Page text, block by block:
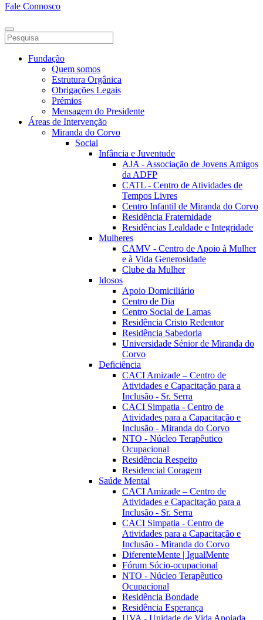
Fale Connosco
Fundação
Quem somos
Estrutura Orgânica
Obrigações Legais
Prémios
Mensagem do Presidente
Áreas de Intervenção
Miranda do Corvo
Social
Infância e Juventude
AJA - Associação de Jovens Amigos
da ADFP
CATL - Centro de Atividades de
Tempos Livres
Centro Infantil de Miranda do Corvo
Residência Fraternidade
Residências Lealdade e Integridade
Mulheres
CAMV - Centro de Apoio à Mulher
e à Vida Generosidade
Clube da Mulher
Idosos
Apoio Domiciliário
Centro de Dia
Centro Social de Lamas
Residência Cristo Redentor
Residência Sabedoria
Universidade Sénior de Miranda do
Corvo
Deficiência
CACI Amizade – Centro de
Atividades e Capacitação para a
Inclusão - Sr. Serra
CACI Simpatia - Centro de
Atividades para a Capacitação e
Inclusão - Miranda do Corvo
NTO - Núcleo Terapêutico
Ocupacional
Residência Respeito
Residencial Coragem
Saúde Mental
CACI Amizade – Centro de
Atividades e Capacitação para a
Inclusão - Sr. Serra
CACI Simpatia - Centro de
Atividades para a Capacitação e
Inclusão - Miranda do Corvo
DiferenteMente | IgualMente
Fórum Sócio-ocupacional
NTO - Núcleo Terapêutico
Ocupacional
Residência Bondade
Residência Esperança
UVA - Unidade de Vida Apoiada